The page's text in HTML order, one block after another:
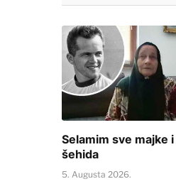
Selamim sve majke
šehida
5. Augusta 2026.